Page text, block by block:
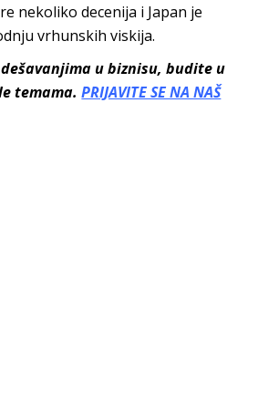
nekoliko decenija i Japan je
vrhunskih viskija.
dešavanjima u biznisu, budite u
temama. PRIJAVITE SE NA NAŠ